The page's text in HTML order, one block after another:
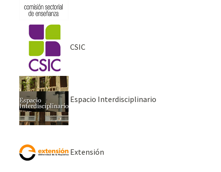
CSIC
Espacio Interdisciplinario
Extensión